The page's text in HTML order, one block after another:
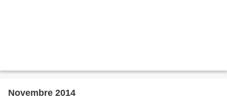
Novembre 2014